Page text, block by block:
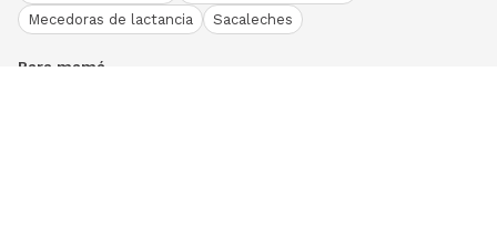
Mecedoras de lactancia
Sacaleches
Para mamá